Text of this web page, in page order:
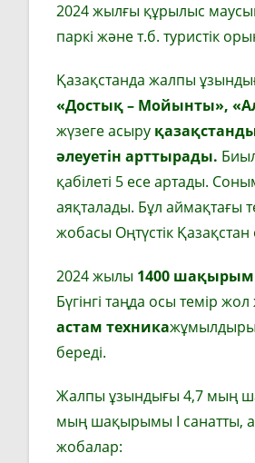
2024 жылғы құрылыс
паркі және т.б. туристік
Қазақстанда жалпы
«Достық – Мойынты»,
жүзеге асыру
әлеуетін арттырады.
қабілеті 5 есе артады.
аяқталады. Бұл аймақтағы
жобасы Оңтүстік
2024 жылы 1400 шақырым
Бүгінгі таңда осы темір
астам техника
береді.
Жалпы ұзындығы 4,7 мың
мың шақырымы I санатты,
жобалар: